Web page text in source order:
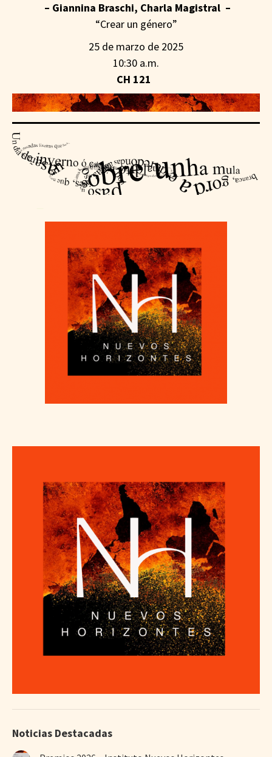
– Giannina Braschi, Charla Magistral –
“Crear un género”
25 de marzo de 2025
10:30 a.m.
CH 121
Noticias Destacadas